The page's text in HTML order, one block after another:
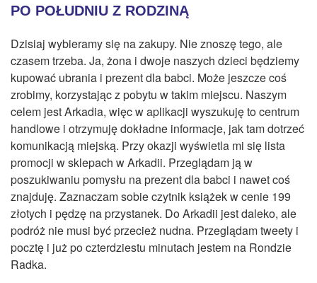
PO POŁUDNIU Z RODZINĄ
Dzisiaj wybieramy się na zakupy. Nie znoszę tego, ale
czasem trzeba. Ja, żona i dwoje naszych dzieci będziemy
kupować ubrania i prezent dla babci. Może jeszcze coś
zrobimy, korzystając z pobytu w takim miejscu. Naszym
celem jest Arkadia, więc w aplikacji wyszukuję to centrum
handlowe i otrzymuję dokładne informacje, jak tam dotrzeć
komunikacją miejską. Przy okazji wyświetla mi się lista
promocji w sklepach w Arkadii. Przeglądam ją w
poszukiwaniu pomysłu na prezent dla babci i nawet coś
znajduję. Zaznaczam sobie czytnik książek w cenie 199
złotych i pędzę na przystanek. Do Arkadii jest daleko, ale
podróż nie musi być przecież nudna. Przeglądam tweety i
pocztę i już po czterdziestu minutach jestem na Rondzie
Radka.